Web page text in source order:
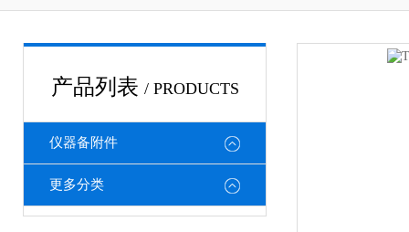
产品列表 / PRODUCTS
仪器备附件
更多分类